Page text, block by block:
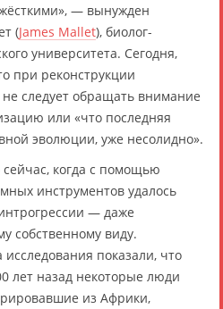
— вынужден
(James Mallet), биолог-
университета. Сегодня,
при реконструкции
следует обращать внимание
или «что последняя
эволюции, уже несолидно».
сейчас, когда с помощью
инструментов удалось
— даже
собственному виду.
показали, что
лет назад некоторые люди
из Африки,